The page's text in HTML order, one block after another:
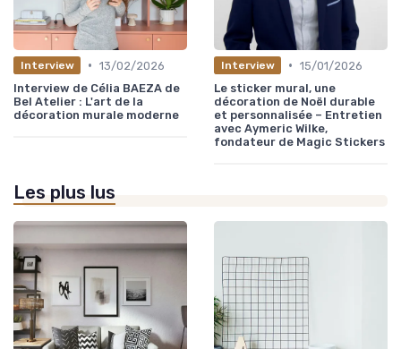
Interview • 13/02/2026
Interview de Célia BAEZA de
Bel Atelier : L'art de la
décoration murale moderne
Interview • 15/01/2026
Le sticker mural, une
décoration de Noël durable
et personnalisée – Entretien
avec Aymeric Wilke,
fondateur de Magic Stickers
Les plus lus